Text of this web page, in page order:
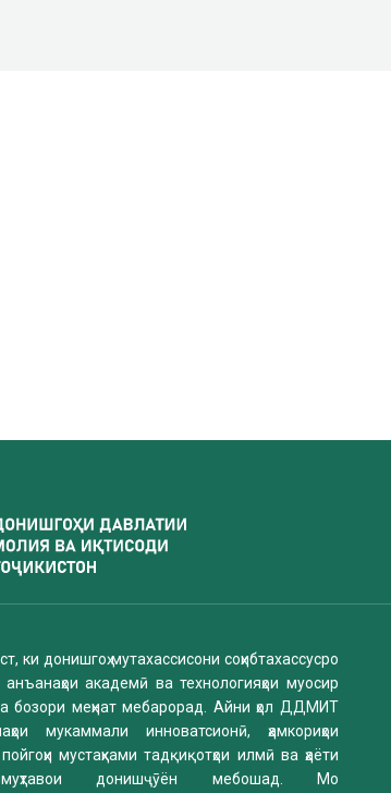
ки донишгоҳ мутахассисони соҳибтахассусро
академӣ ва технологияҳои муосир
бозори меҳнат мебарорад. Айни ҳол ДДМИТ
мукаммали инноватсионӣ, ҳамкориҳои
мустаҳками тадқиқотҳои илмӣ ва ҳаёти
донишҷӯён мебошад. Мо